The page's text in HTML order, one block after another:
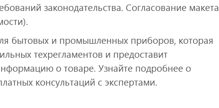
законодательства. Согласование макета
бытовых и промышленных приборов, которая
техрегламентов и предоставит
о товаре. Узнайте подробнее о
консультаций с экспертами.